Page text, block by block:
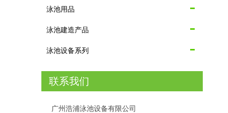
泳池用品
泳池建造产品
泳池设备系列
联系我们
广州浩浦泳池设备有限公司